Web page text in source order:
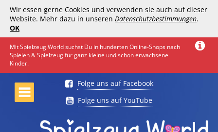
Wir essen gerne Cookies und verwenden sie auch auf dieser
Website. Mehr dazu in unseren Datenschutzbestimmungen.
OK
Mit Spielzeug.World suchst Du in hunderten Online-Shops nach
Spielen & Spielzeug für ganz kleine und schon erwachsene
Kinder.
Folge uns auf Facebook
Folge uns auf YouTube